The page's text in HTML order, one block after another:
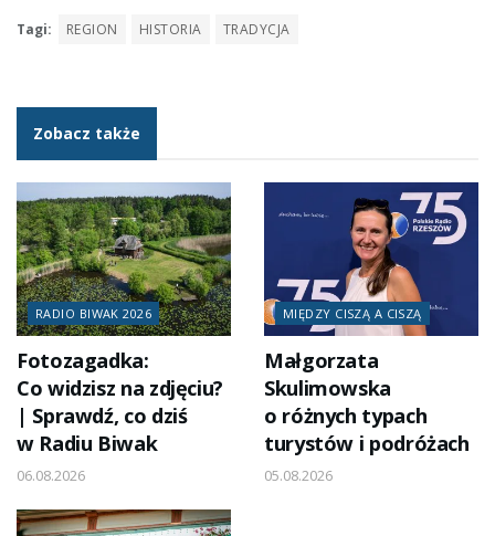
Tagi: REGION HISTORIA TRADYCJA
Zobacz także
RADIO BIWAK 2026
Fotozagadka:
Co widzisz na zdjęciu?
| Sprawdź, co dziś
w Radiu Biwak
06.08.2026
MIĘDZY CISZĄ A CISZĄ
Małgorzata
Skulimowska
o różnych typach
turystów i podróżach
05.08.2026